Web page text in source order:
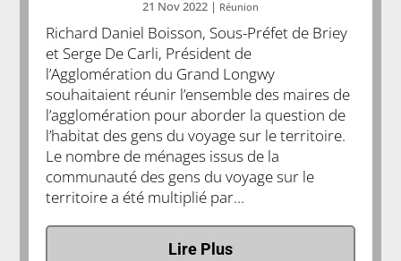
21 Nov 2022 | Réunion
Richard Daniel Boisson, Sous-Préfet de Briey
et Serge De Carli, Président de
l’Agglomération du Grand Longwy
souhaitaient réunir l’ensemble des maires de
l’agglomération pour aborder la question de
l’habitat des gens du voyage sur le territoire.
Le nombre de ménages issus de la
communauté des gens du voyage sur le
territoire a été multiplié par...
Lire Plus